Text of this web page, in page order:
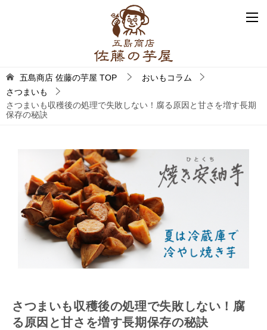
五島商店 佐藤の芋屋 TOP
おいもコラム
さつまいも
さつまいも収穫後の処理で失敗しない！腐る原因と甘さを増す長期
保存の秘訣
さつまいも収穫後の処理で失敗しない！腐
る原因と甘さを増す長期保存の秘訣